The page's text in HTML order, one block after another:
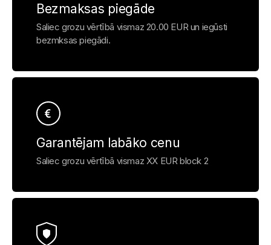
Bezmaksas piegāde
Saliec grozu vērtībā vismaz 20.00 EUR un iegūsti
bezmksas piegādi.
Garantējam labāko cenu
Saliec grozu vērtībā vismaz XX EUR block 2